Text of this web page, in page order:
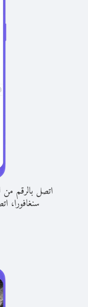
اتصل بالرقم من
سنغافورا،